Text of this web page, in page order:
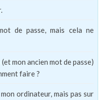
de passe, mais cela ne
mon ancien mot de passe)
faire ?
ordinateur, mais pas sur